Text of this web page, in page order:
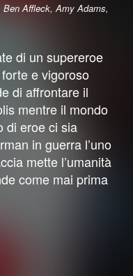
Affleck, Amy Adams,
di un supereroe
e vigoroso
di affrontare il
mentre il mondo
di eroe ci sia
in guerra l’uno
mette l’umanità
come mai prima